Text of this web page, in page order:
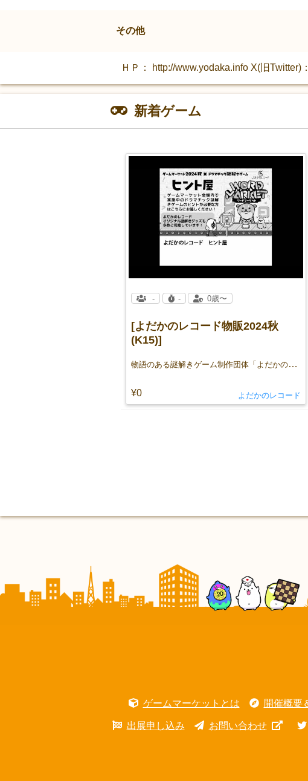
その他
ＨＰ： http://www.yodaka.info X(旧Twitter)
新着ゲーム
[よだかのレコード物販2024秋
(K15)]
物語のある謎解きゲーム制作団体「よだかのレコード」物販ブースです！
¥0
- - 0歳〜
よだかのレコード
ゲームマーケットとは 開催概要
出展申し込み お問い合わせ